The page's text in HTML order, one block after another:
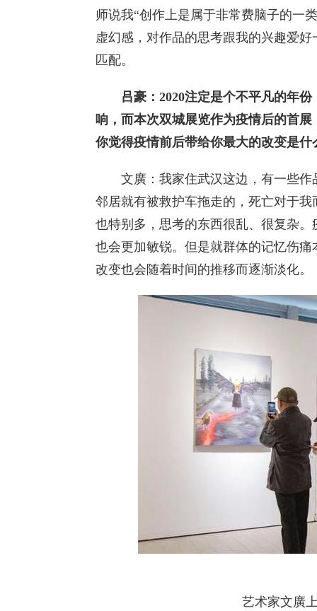
师说我“创作上是属于非常费脑子的一
虚幻感，对作品的思考跟我的兴趣爱
匹配。
吕豪：2020注定是个不平凡的年
响，而本次双城展览作为疫情后的首
你觉得疫情前后带给你最大的改变是什
文廣：我家住武汉这边，有一些作
邻居就有被救护车拖走的，死亡对于
也特别多，思考的东西很乱、很复杂
也会更加敏锐。但是就群体的记忆伤
改变也会随着时间的推移而逐渐淡化。
艺术家文廣上